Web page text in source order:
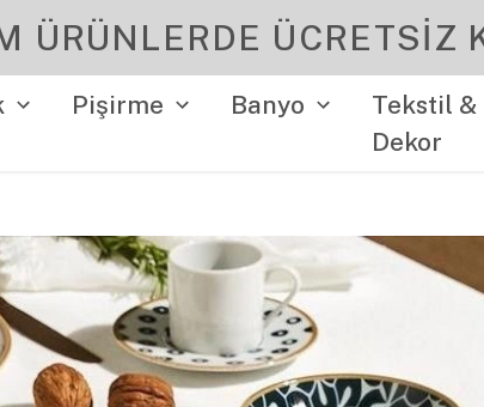
YENI SEZON ÜRÜNLER
Pişirme Banyo
Tekstil &
Dekor